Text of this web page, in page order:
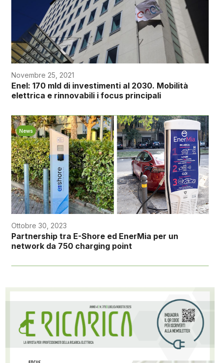
Novembre 25, 2021
Enel: 170 mld di investimenti al 2030. Mobilità
elettrica e rinnovabili i focus principali
News
Ottobre 30, 2023
Partnership tra E-Shore ed EnerMia per un
network da 750 charging point